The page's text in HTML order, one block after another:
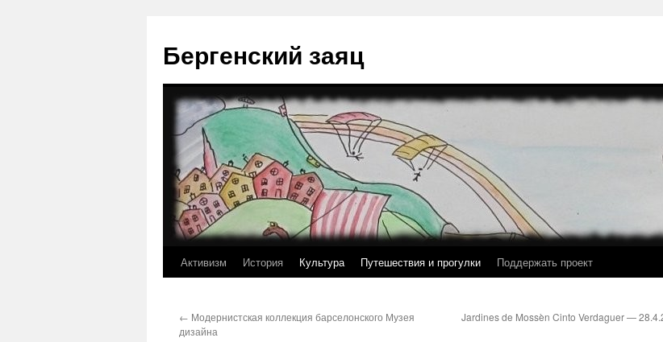
содержимому
Бергенский заяц
Активизм История Культура Путешествия и прогулки Поддержать проект
← Модернистская коллекция барселонского Музея
дизайна
Jardines de Mossèn Cinto Verdaguer —